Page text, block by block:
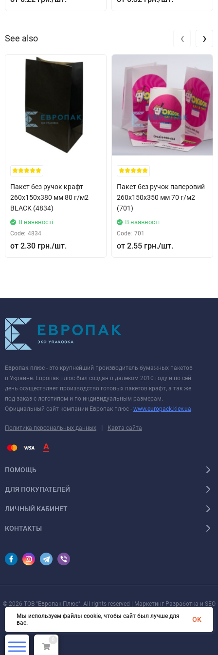
Властивості паперу
міцність і практичність;
невисока собівартість;
екологічне виробництво без домішок агресивних токсинів і
See also
Пакет без ручок крафт
260x150x380 мм 80 г/м2
BLACK (4834)
В наявності
Code: 4834
2.30 грн.
Пакет без ручок паперовий
260x150x350 мм 70 г/м2
(701)
В наявності
Code: 701
2.55 грн.
‹ ›
Европак плюс - это крупнейший производитель бумажных пакетов
в Украине. Европак плюс был создан в далеком 2010 году и по сей
день осуществляет производство готовых пакетов крафт, а так же
под заказ с логотипом и по индивидуальным размерам.
Официальный сайт компании Европак плюс - www.europack.kiev.ua.
Политика персональных данных | Карта сайта
ПОМОЩЬ
ДЛЯ ПОКУПАТЕЛЕЙ
ЛИЧНЫЙ КАБИНЕТ
КОНТАКТЫ
© 2026 ТОВ "Европак Плюс". All rights reserved | Маркетинг Разработка и SEO
от
0
Мы используем файлы cookie, чтобы сайт был лучше для
вас.
OK